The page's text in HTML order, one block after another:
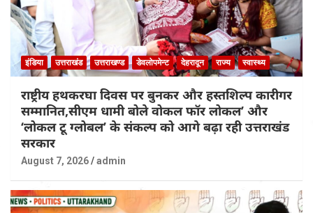
इंडिया उत्तराखंड उत्तराखण्ड डेवलोपमेन्ट देहरादून राज्य स्वास्थ्य
राष्ट्रीय हथकरघा दिवस पर बुनकर और हस्तशिल्प कारीगर
सम्मानित,सीएम धामी बोले वोकल फॉर लोकल’ और
‘लोकल टू ग्लोबल’ के संकल्प को आगे बढ़ा रही उत्तराखंड
सरकार
August 7, 2026 admin